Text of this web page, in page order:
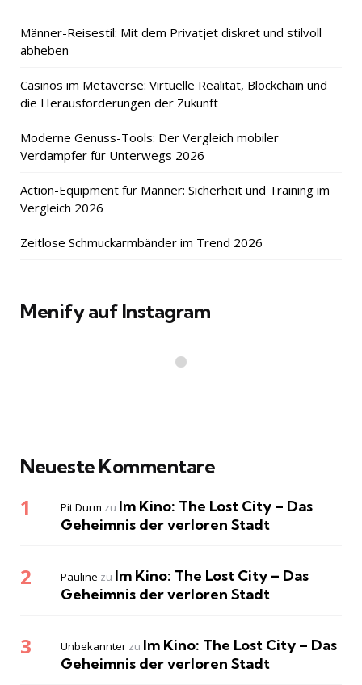
Männer-Reisestil: Mit dem Privatjet diskret und stilvoll
abheben
Casinos im Metaverse: Virtuelle Realität, Blockchain und
die Herausforderungen der Zukunft
Moderne Genuss-Tools: Der Vergleich mobiler
Verdampfer für Unterwegs 2026
Action-Equipment für Männer: Sicherheit und Training im
Vergleich 2026
Zeitlose Schmuckarmbänder im Trend 2026
Menify auf Instagram
Neueste Kommentare
Pit Durm zu Im Kino: The Lost City – Das
Geheimnis der verloren Stadt
Pauline zu Im Kino: The Lost City – Das
Geheimnis der verloren Stadt
Unbekannter zu Im Kino: The Lost City – Das
Geheimnis der verloren Stadt